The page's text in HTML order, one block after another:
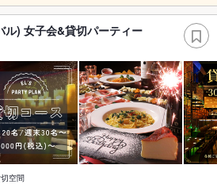
) 女子会&貸切パーティー
空間